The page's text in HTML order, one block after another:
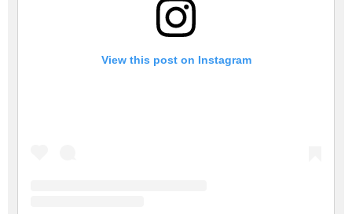
View this post on Instagram